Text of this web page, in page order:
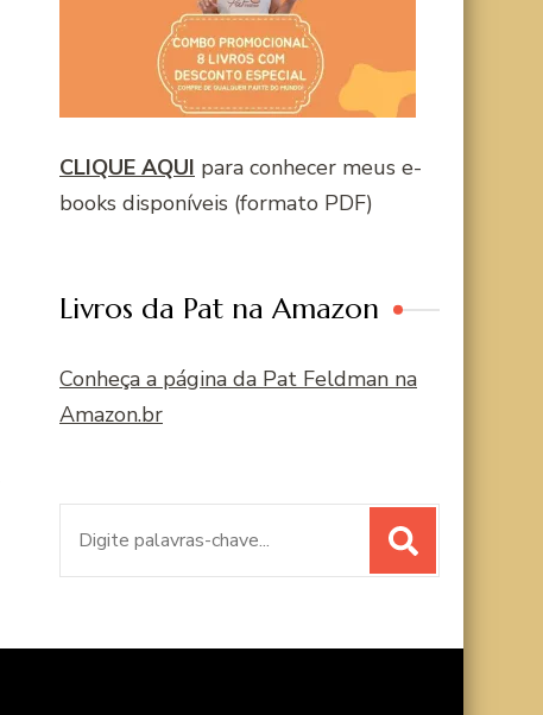
CLIQUE AQUI para conhecer meus e-
books disponíveis (formato PDF)
Livros da Pat na Amazon
Conheça a página da Pat Feldman na
Amazon.br